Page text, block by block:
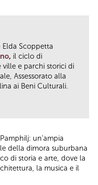
Scoppetta
, il ciclo di
e parchi storici di
Assessorato alla
ai Beni Culturali.
un’ampia
della dimora suburbana
di storia e arte, dove la
la musica e il